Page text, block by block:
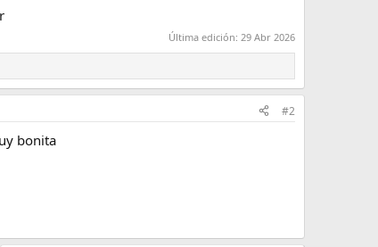
Última edición: 29 Abr 2026
#2
bonita